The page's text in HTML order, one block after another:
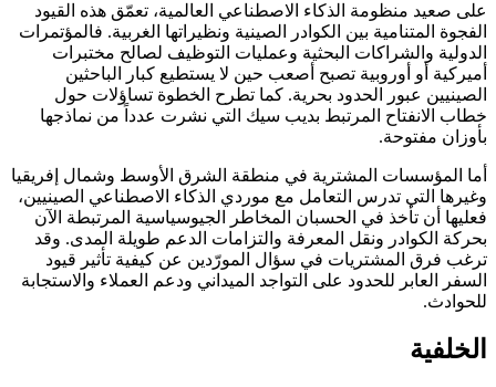
على صعيد منظومة الذكاء الاصطناعي العالمية، تعمّق هذه القيود
الفجوة المتنامية بين الكوادر الصينية ونظيراتها الغربية. فالمؤتمرات
الدولية والشراكات البحثية وعمليات التوظيف لصالح مختبرات
أميركية أو أوروبية تصبح أصعب حين لا يستطيع كبار الباحثين
الصينيين عبور الحدود بحرية. كما تطرح الخطوة تساؤلات حول
خطاب الانفتاح المرتبط بديب سيك التي نشرت عدداً من نماذجها
بأوزان مفتوحة.
أما المؤسسات المشترية في منطقة الشرق الأوسط وشمال إفريقيا
وغيرها التي تدرس التعامل مع موردي الذكاء الاصطناعي الصينيين،
فعليها أن تأخذ في الحسبان المخاطر الجيوسياسية المرتبطة الآن
بحركة الكوادر ونقل المعرفة والتزامات الدعم طويلة المدى. وقد
ترغب فرق المشتريات في سؤال المورّدين عن كيفية تأثير قيود
السفر العابر للحدود على التواجد الميداني ودعم العملاء والاستجابة
للحوادث.
الخلفية